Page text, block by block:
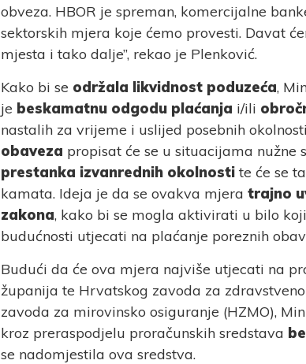
obveza. HBOR je spreman, komercijalne
sektorskih mjera koje ćemo provesti. Davat
mjesta i tako dalje”, rekao je Plenković.
Kako bi se održala likvidnost poduzeća,
je beskamatnu odgodu plaćanja i/ili
nastalih za vrijeme i uslijed posebnih
obaveza propisat će se u situacijama nužne
prestanka izvanrednih okolnosti te će se
kamata. Ideja je da se ovakva mjera trajno
zakona, kako bi se mogla aktivirati u bilo
budućnosti utjecati na plaćanje poreznih
Budući da će ova mjera najviše utjecati na
županija te Hrvatskog zavoda za
zavoda za mirovinsko osiguranje (HZMO),
kroz preraspodjelu proračunskih sredstava
se nadomjestila ova sredstva.